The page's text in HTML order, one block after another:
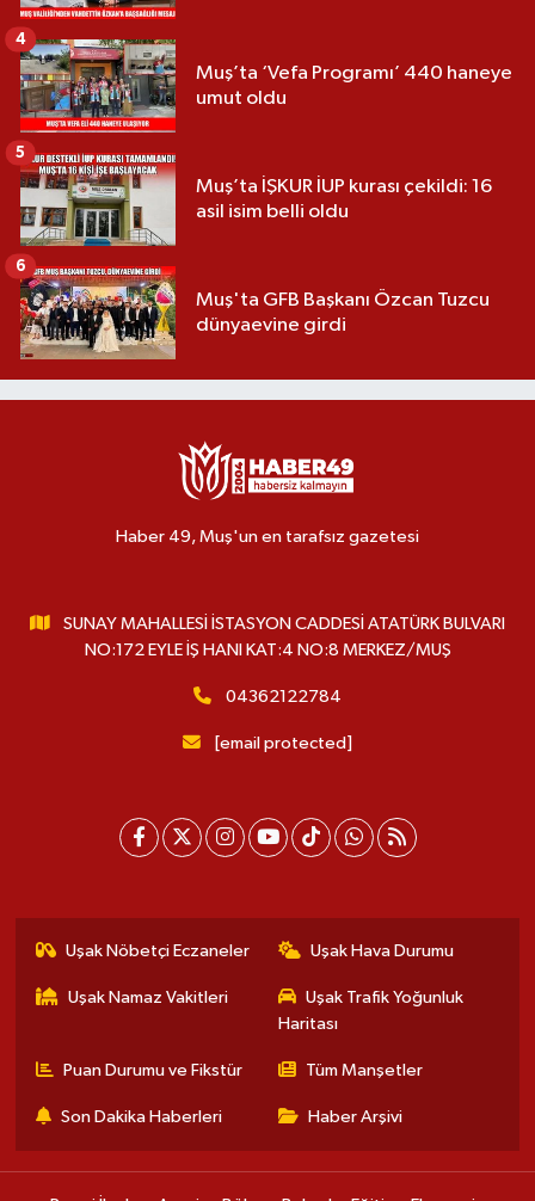
Muş’ta ‘Vefa Programı’ 440 haneye
umut oldu
4
Muş’ta İŞKUR İUP kurası çekildi: 16
asil isim belli oldu
5
Muş'ta GFB Başkanı Özcan Tuzcu
dünyaevine girdi
6
Haber 49, Muş'un en tarafsız gazetesi
SUNAY MAHALLESİ İSTASYON CADDESİ ATATÜRK BULVARI
NO:172 EYLE İŞ HANI KAT:4 NO:8 MERKEZ/MUŞ
04362122784
[email protected]
Uşak Nöbetçi Eczaneler Uşak Hava Durumu
Uşak Namaz Vakitleri
Uşak Trafik Yoğunluk
Haritası
Puan Durumu ve Fikstür Tüm Manşetler
Son Dakika Haberleri Haber Arşivi